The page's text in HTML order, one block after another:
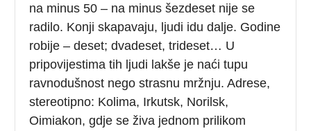
na minus 50 – na minus šezdeset nije se
radilo. Konji skapavaju, ljudi idu dalje. Godine
robije – deset; dvadeset, trideset… U
pripovijestima tih ljudi lakše je naći tupu
ravnodušnost nego strasnu mržnju. Adrese,
stereotipno: Kolima, Irkutsk, Norilsk,
Oimiakon, gdje se živa jednom prilikom